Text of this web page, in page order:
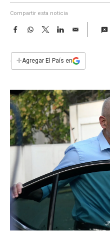
Compartir esta noticia
F
e
b
k
W
s
p
T
w
t
L
n
E
i
l
+Agregar El País en